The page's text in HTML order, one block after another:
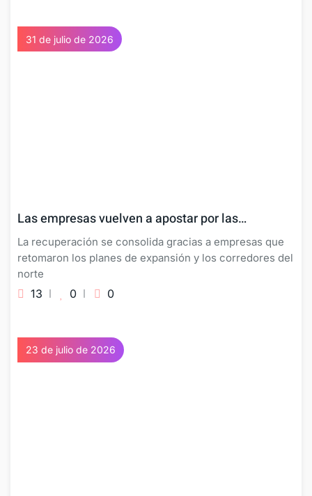
31 de julio de 2026
Las empresas vuelven a apostar por las…
La recuperación se consolida gracias a empresas que
retomaron los planes de expansión y los corredores del
norte
13 0 0
23 de julio de 2026